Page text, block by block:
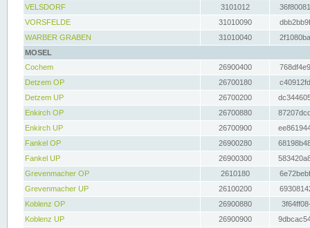
VELSDORF
3101012
VORSFELDE
31010090
WARBER GRABEN
31010040
MOSEL
Cochem
26900400
Detzem OP
26700180
Detzem UP
26700200
Enkirch OP
26700880
Enkirch UP
26700900
Fankel OP
26900280
Fankel UP
26900300
Grevenmacher OP
2610180
Grevenmacher UP
26100200
Koblenz OP
26900880
Koblenz UP
26900900